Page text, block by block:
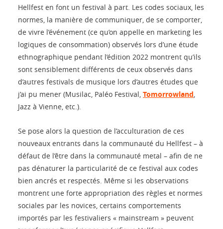
Hellfest en font un festival à part. Les codes sociaux, les
normes, la manière de communiquer, de se comporter,
de vivre l’événement (ce qu’on appelle en marketing les
logiques de consommation) observés lors d’une étude
ethnographique pendant l’édition 2022 montrent qu’ils
sont sensiblement différents de ceux observés dans
d’autres festivals de musique lors d’autres études que
j’ai pu mener (Musilac, Paléo Festival, Tomorrowland
Jazz à Vienne, etc.).
Se pose alors la question de l’acculturation de ces
nouveaux entrants dans la communauté du Hellfest – à
défaut de l’être dans la communauté metal – afin de ne
pas dénaturer la particularité de ce festival aux codes
bien ancrés et respectés. Même si les observations
montrent une forte appropriation des règles et normes
sociales par les novices, certains comportements
importés par les festivaliers « mainstream » peuvent